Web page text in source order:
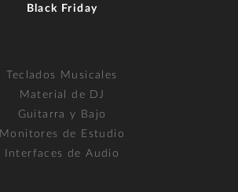
Black Friday
Teclados Musicales
Material de DJ
Guitarra y Bajo
Monitores de Estudio
Interfaces de Audio